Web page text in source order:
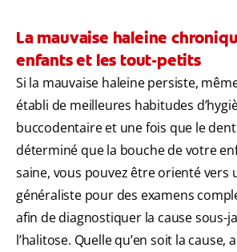
La mauvaise haleine
enfants et les tout-petits
Si la mauvaise haleine persiste,
établi de meilleures habitudes
buccodentaire et une fois que le
déterminé que la bouche de votre
saine, vous pouvez être orienté vers
généraliste pour des examens
afin de diagnostiquer la cause sous-
l’halitose. Quelle qu’en soit la cause,